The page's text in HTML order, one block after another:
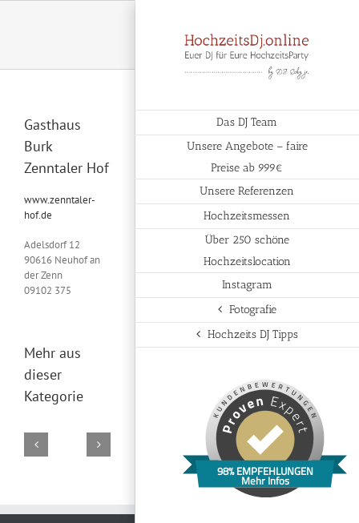
Das DJ Team
Unsere Angebote – faire
Preise ab 999€
Unsere Referenzen
Hochzeitsmessen
Über 250 schöne
Hochzeitslocation
Instagram
Fotografie
Hochzeits DJ Tipps
98% EMPFEHLUNGEN
Mehr Infos
Gasthaus
Burk
Zenntaler Hof
www.zenntaler-
hof.de
Adelsdorf 12
90616 Neuhof an
der Zenn
09102 375
Mehr aus
dieser
Kategorie
Cultura
Seerose
Wirtsstadl